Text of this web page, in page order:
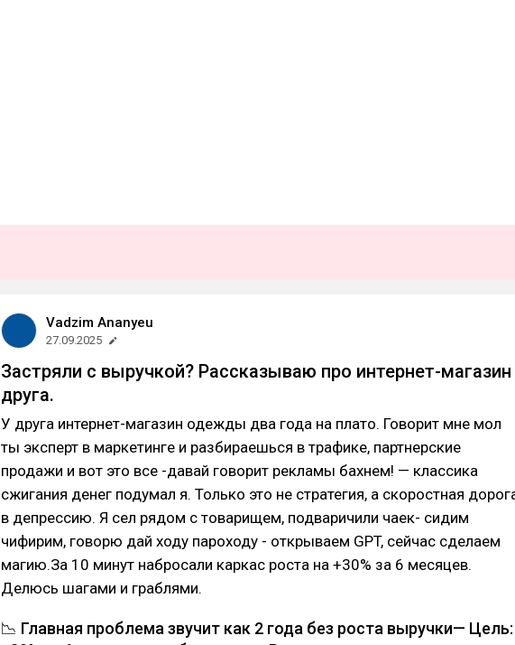
Vadzim Ananyeu
27.09.2025
Застряли с выручкой? Рассказываю про интернет-магазин
друга.
У друга интернет-магазин одежды два года на плато. Говорит мне мол
ты эксперт в маркетинге и разбираешься в трафике, партнерские
продажи и вот это все -давай говорит рекламы бахнем! — классика
сжигания денег подумал я. Только это не стратегия, а скоростная
в депрессию. Я сел рядом с товарищем, подваричили чаек- сидим
чифирим, говорю дай ходу пароходу - открываем GPT, сейчас сделаем
магию.За 10 минут набросали каркас роста на +30% за 6 месяцев.
Делюсь шагами и граблями.
📉 Главная проблема звучит как 2 года без роста выручки— Цель: